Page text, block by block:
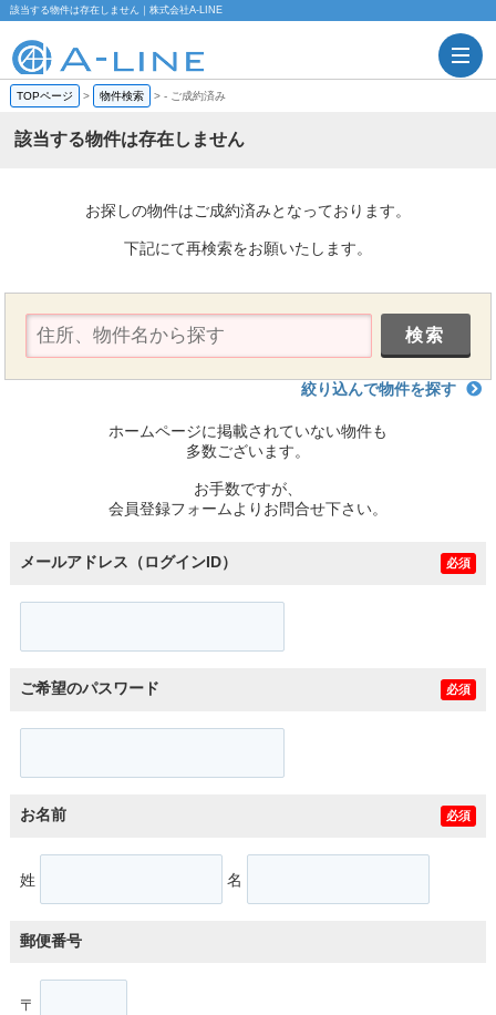
該当する物件は存在しません｜株式会社A-LINE
TOPページ > 物件検索 >- ご成約済み
該当する物件は存在しません
お探しの物件はご成約済みとなっております。
下記にて再検索をお願いたします。
絞り込んで物件を探す
ホームページに掲載されていない物件も
多数ございます。
お手数ですが、
会員登録フォームよりお問合せ下さい。
メールアドレス（ログインID） 必須
ご希望のパスワード 必須
お名前 必須
姓 名
郵便番号
〒